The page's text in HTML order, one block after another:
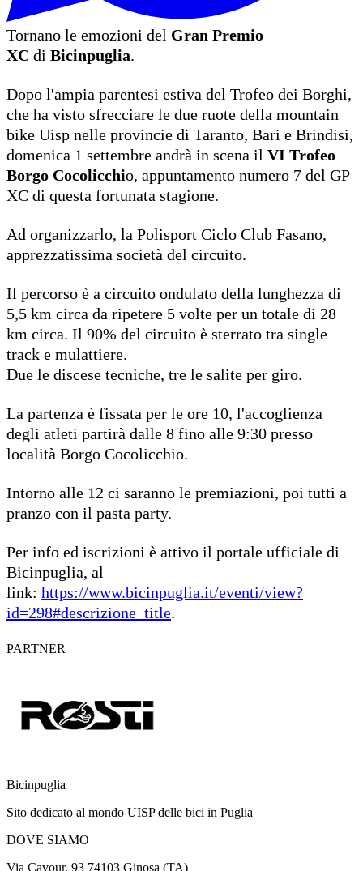
Tornano le emozioni del Gran Premio
XC di Bicinpuglia.
Dopo l'ampia parentesi estiva del Trofeo dei Borghi,
che ha visto sfrecciare le due ruote della mountain
bike Uisp nelle provincie di Taranto, Bari e Brindisi,
domenica 1 settembre andrà in scena il VI Trofeo
Borgo Cocolicchio, appuntamento numero 7 del GP
XC di questa fortunata stagione.
Ad organizzarlo, la Polisport Ciclo Club Fasano,
apprezzatissima società del circuito.
Il percorso è a circuito ondulato della lunghezza di
5,5 km circa da ripetere 5 volte per un totale di 28
km circa. Il 90% del circuito è sterrato tra single
track e mulattiere.
Due le discese tecniche, tre le salite per giro.
La partenza è fissata per le ore 10, l'accoglienza
degli atleti partirà dalle 8 fino alle 9:30 presso
località Borgo Cocolicchio.
Intorno alle 12 ci saranno le premiazioni, poi tutti a
pranzo con il pasta party.
Per info ed iscrizioni è attivo il portale ufficiale di
Bicinpuglia, al
link: https://www.bicinpuglia.it/eventi/view?
id=298#descrizione_title.
PARTNER
Bicinpuglia
Sito dedicato al mondo UISP delle bici in Puglia
DOVE SIAMO
Via Cavour, 93 74103 Ginosa (TA)